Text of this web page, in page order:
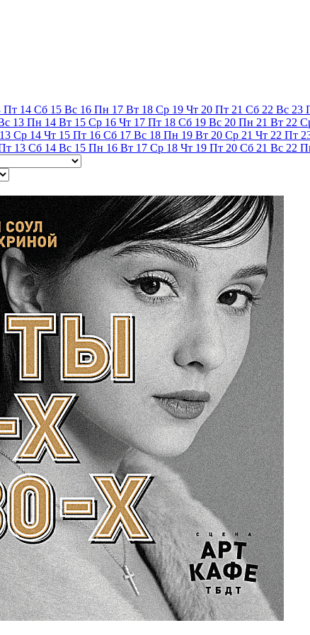
Пт 14 Сб 15 Вс 16 Пн 17 Вт 18 Ср 19 Чт 20 Пт 21 Сб 22 Вс 23
13 Пн 14 Вт 15 Ср 16 Чт 17 Пт 18 Сб 19 Вс 20 Пн 21 Вт 22
13 Ср 14 Чт 15 Пт 16 Сб 17 Вс 18 Пн 19 Вт 20 Ср 21 Чт 22 Пт
13 Сб 14 Вс 15 Пн 16 Вт 17 Ср 18 Чт 19 Пт 20 Сб 21 Вс 22